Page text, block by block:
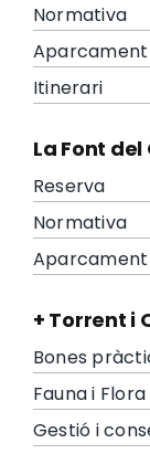
Normativa
Aparcament
Itinerari
La Font del
Reserva
Normativa
Aparcament
+ Torrent i
Bones
Fauna i Flora
Gestió i